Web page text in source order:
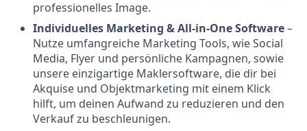
professionelles Image.
Individuelles Marketing & All-in-One Software–
Nutze umfangreiche Marketing Tools, wie Social
Media, Flyer und persönliche Kampagnen, sowie
unsere einzigartige Maklersoftware, die dir bei
Akquise und Objektmarketing mit einem Klick
hilft, um deinen Aufwand zu reduzieren und den
Verkauf zu beschleunigen.